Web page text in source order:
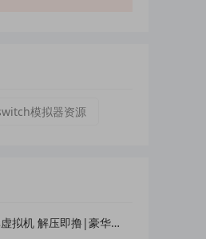
模拟器资源
机 解压即撸|豪华中文|